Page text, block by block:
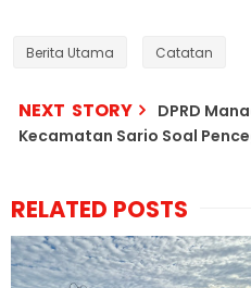
Berita Utama Catatan
NEXT STORY
DPRD
Kecamatan Sario Soal
RELATED POSTS